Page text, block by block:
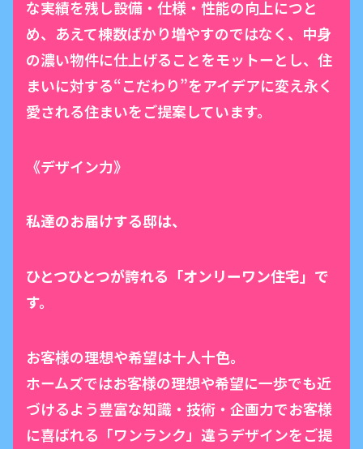
な実績を残し設備・仕様・性能の向上につと
め、あえて棟数ばかり増やすのではなく、中身
の濃い物件に仕上げることをモットーとし、住
まいに対する“こだわり”をアイデアに変え永く
愛される住まいをご提案しています。
《デザイン力》
私達のお届けする邸は、
ひとつひとつが誇れる「オンリーワン住宅」で
す。
お客様の理想や希望は十人十色。
ホームズではお客様の理想や希望に一歩でも近
づけるよう豊富な知識・技術・企画力でお客様
に喜ばれる「ワンランク」違うデザインをご提